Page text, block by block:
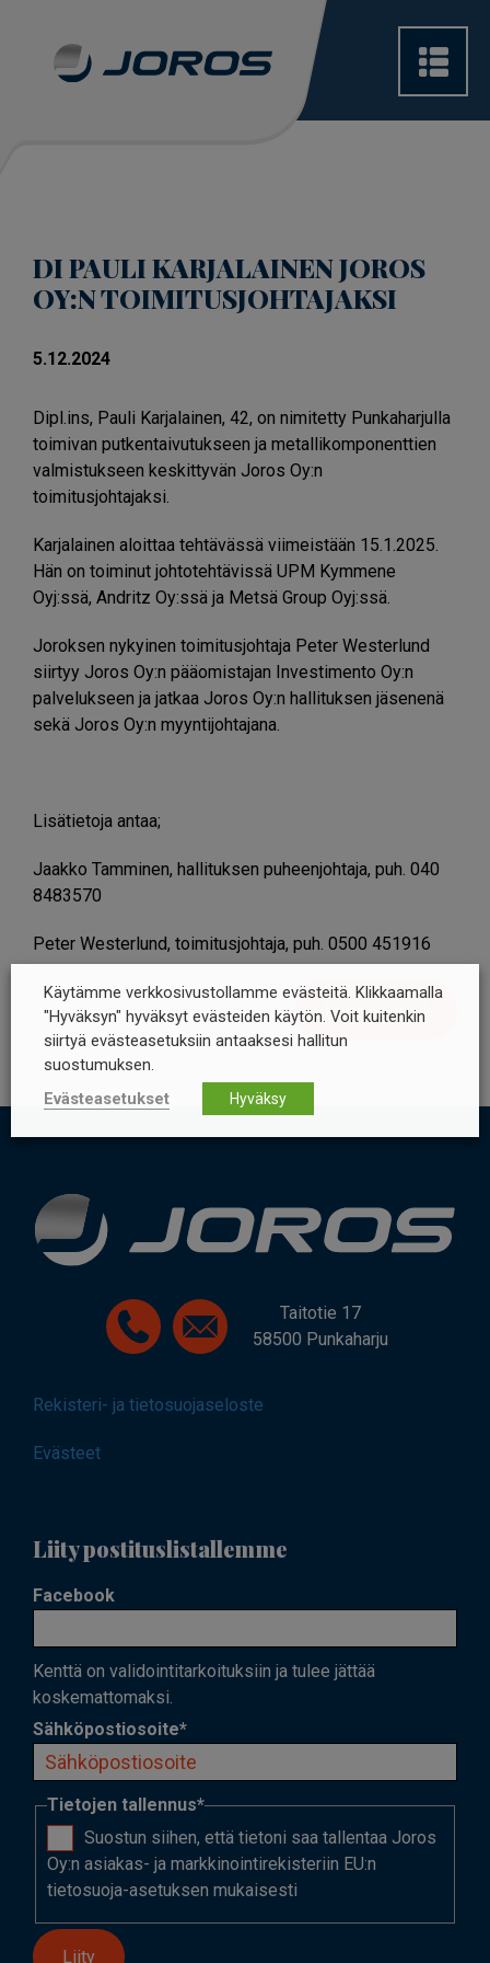
DI PAULI KARJALAINEN JOROS
OY:N TOIMITUSJOHTAJAKSI
5.12.2024
Dipl.ins, Pauli Karjalainen, 42, on nimitetty Punkaharjulla
toimivan putkentaivutukseen ja metallikomponenttien
valmistukseen keskittyvän Joros Oy:n
toimitusjohtajaksi.
Karjalainen aloittaa tehtävässä viimeistään 15.1.2025.
Hän on toiminut johtotehtävissä UPM Kymmene
Oyj:ssä, Andritz Oy:ssä ja Metsä Group Oyj:ssä.
Joroksen nykyinen toimitusjohtaja Peter Westerlund
siirtyy Joros Oy:n pääomistajan Investimento Oy:n
palvelukseen ja jatkaa Joros Oy:n hallituksen jäsenenä
sekä Joros Oy:n myyntijohtajana.
Lisätietoja antaa;
Jaakko Tamminen, hallituksen puheenjohtaja, puh. 040
8483570
Peter Westerlund, toimitusjohtaja, puh. 0500 451916
Kaikki uutiset
Taitotie 17
58500 Punkaharju
Rekisteri- ja tietosuojaseloste
Evästeet
Liity postituslistallemme
Facebook
Kenttä on validointitarkoituksiin ja tulee jättää
koskemattomaksi.
Sähköpostiosoite*
Tietojen tallennus*
Suostun siihen, että tietoni saa tallentaa Joros
Oy:n asiakas- ja markkinointirekisteriin EU:n
tietosuoja-asetuksen mukaisesti
Käytämme verkkosivustollamme evästeitä. Klikkaamalla
"Hyväksyn" hyväksyt evästeiden käytön. Voit kuitenkin
siirtyä evästeasetuksiin antaaksesi hallitun
suostumuksen.
Evästeasetukset
Hyväksy